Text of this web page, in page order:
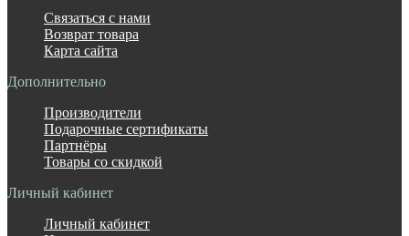
Связаться с нами
Возврат товара
Карта сайта
Дополнительно
Производители
Подарочные сертификаты
Партнёры
Товары со скидкой
Личный кабинет
Личный кабинет